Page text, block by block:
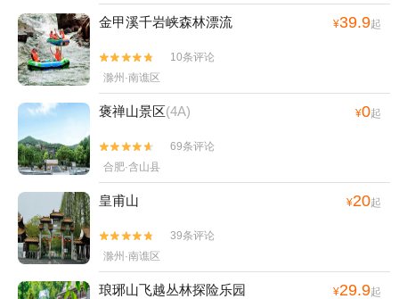
金甲溪千岩峡森林漂流 ¥39.9起


10条评论
滁州·南谯区
褒禅山景区(4A) ¥0起


69条评论
合肥·含山县
皇甫山 ¥20起


39条评论
滁州·南谯区
琅琊山飞越丛林探险乐园 ¥29.9起